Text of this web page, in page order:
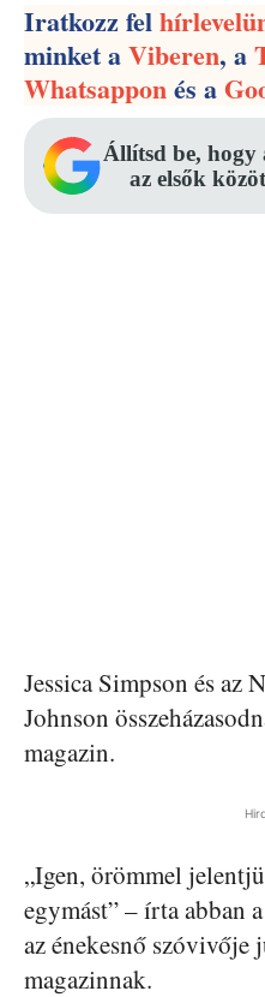
Iratkozz fel
minket aViberen, a
Whatsapponés a
Állítsd be, hogy
az elsők
Jessica Simpson és az
Johnson
magazin.
„Igen, örömmel
egymást” – írta abban
az énekesnő szóvivője
magazinnak.